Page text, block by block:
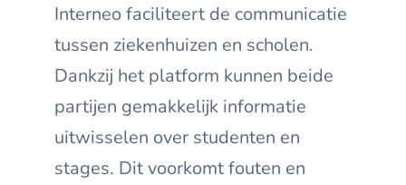
Interneo faciliteert de communicatie
tussen ziekenhuizen en scholen.
Dankzij het platform kunnen beide
partijen gemakkelijk informatie
uitwisselen over studenten en
stages. Dit voorkomt fouten en